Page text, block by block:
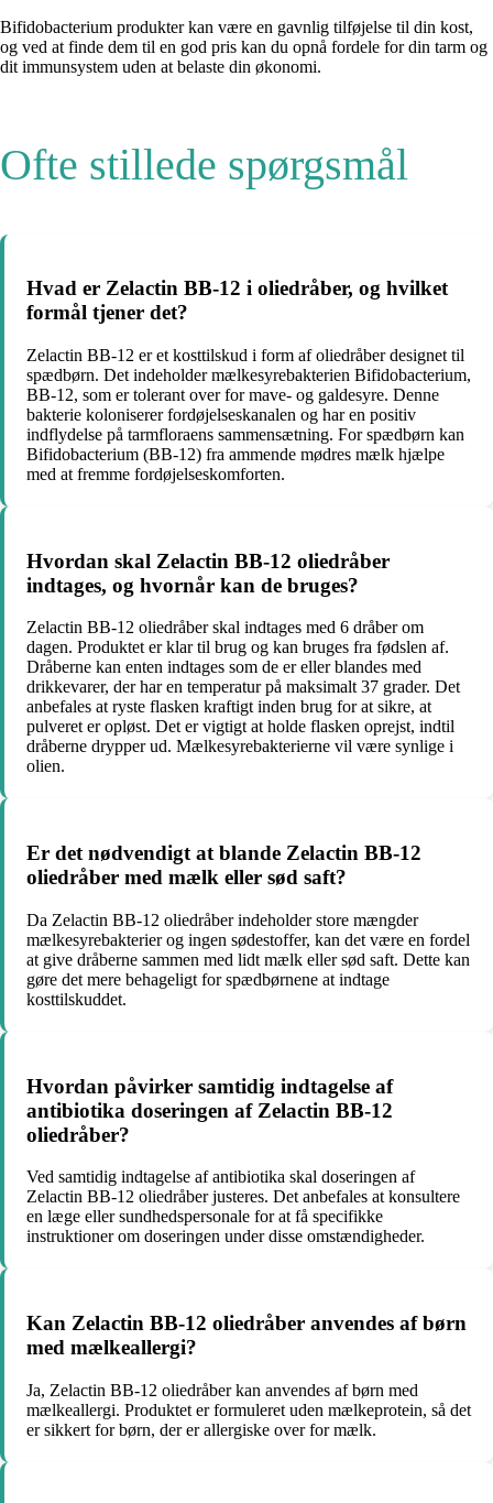
Bifidobacterium produkter kan være en gavnlig tilføjelse til din kost,
og ved at finde dem til en god pris kan du opnå fordele for din tarm og
dit immunsystem uden at belaste din økonomi.
Ofte stillede spørgsmål
Hvad er Zelactin BB-12 i oliedråber, og hvilket
formål tjener det?
Zelactin BB-12 er et kosttilskud i form af oliedråber designet til
spædbørn. Det indeholder mælkesyrebakterien Bifidobacterium,
BB-12, som er tolerant over for mave- og galdesyre. Denne
bakterie koloniserer fordøjelseskanalen og har en positiv
indflydelse på tarmfloraens sammensætning. For spædbørn kan
Bifidobacterium (BB-12) fra ammende mødres mælk hjælpe
med at fremme fordøjelseskomforten.
Hvordan skal Zelactin BB-12 oliedråber
indtages, og hvornår kan de bruges?
Zelactin BB-12 oliedråber skal indtages med 6 dråber om
dagen. Produktet er klar til brug og kan bruges fra fødslen af.
Dråberne kan enten indtages som de er eller blandes med
drikkevarer, der har en temperatur på maksimalt 37 grader. Det
anbefales at ryste flasken kraftigt inden brug for at sikre, at
pulveret er opløst. Det er vigtigt at holde flasken oprejst, indtil
dråberne drypper ud. Mælkesyrebakterierne vil være synlige i
olien.
Er det nødvendigt at blande Zelactin BB-12
oliedråber med mælk eller sød saft?
Da Zelactin BB-12 oliedråber indeholder store mængder
mælkesyrebakterier og ingen sødestoffer, kan det være en fordel
at give dråberne sammen med lidt mælk eller sød saft. Dette kan
gøre det mere behageligt for spædbørnene at indtage
kosttilskuddet.
Hvordan påvirker samtidig indtagelse af
antibiotika doseringen af Zelactin BB-12
oliedråber?
Ved samtidig indtagelse af antibiotika skal doseringen af
Zelactin BB-12 oliedråber justeres. Det anbefales at konsultere
en læge eller sundhedspersonale for at få specifikke
instruktioner om doseringen under disse omstændigheder.
Kan Zelactin BB-12 oliedråber anvendes af børn
med mælkeallergi?
Ja, Zelactin BB-12 oliedråber kan anvendes af børn med
mælkeallergi. Produktet er formuleret uden mælkeprotein, så det
er sikkert for børn, der er allergiske over for mælk.